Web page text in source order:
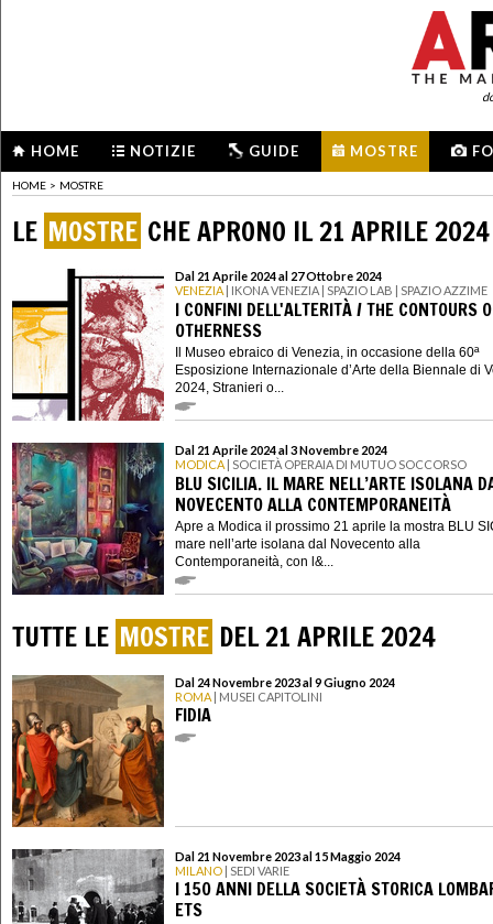
HOME NOTIZIE GUIDE MOSTRE
HOME > MOSTRE
LE MOSTRE CHE APRONO IL 21 APRILE 2024
Dal 21 Aprile 2024 al 27 Ottobre 2024
VENEZIA | IKONA VENEZIA | SPAZIO LAB | SPAZIO AZZIME
I CONFINI DELL'ALTERITÀ / THE CONTOURS
OTHERNESS
Il Museo ebraico di Venezia, in occasione della 60ª
Esposizione Internazionale d’Arte della Biennale di
2024, Stranieri o...
Dal 21 Aprile 2024 al 3 Novembre 2024
MODICA | SOCIETÀ OPERAIA DI MUTUO SOCCORSO
BLU SICILIA. IL MARE NELL’ARTE ISOLANA
NOVECENTO ALLA CONTEMPORANEITÀ
Apre a Modica il prossimo 21 aprile la mostra BLU
mare nell’arte isolana dal Novecento alla
Contemporaneità, con l&...
TUTTE LE MOSTRE DEL 21 APRILE 2024
Dal 24 Novembre 2023 al 9 Giugno 2024
ROMA | MUSEI CAPITOLINI
FIDIA
Dal 21 Novembre 2023 al 15 Maggio 2024
MILANO | SEDI VARIE
I 150 ANNI DELLA SOCIETÀ STORICA
ETS